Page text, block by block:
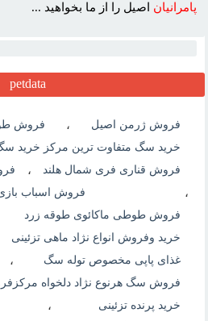
پامرانيان اصيل را از ما بخواهيد ...
petdata
فروش ژرمن اصیل ، فروش
خرید سگ متفاوت ترین مرکز خرید
فروش قناری فری شمال هلند ،
، فروش اسباب بازی
فروش طوطی ماکائوی طوقه زرد
خرید وفروش انواع نژاد ماهی تزئینی
غذای پاپی مخصوص توله سگ
فروش سگ هرنوع نژاد دلخواه
خرید پرنده تزئینی ،